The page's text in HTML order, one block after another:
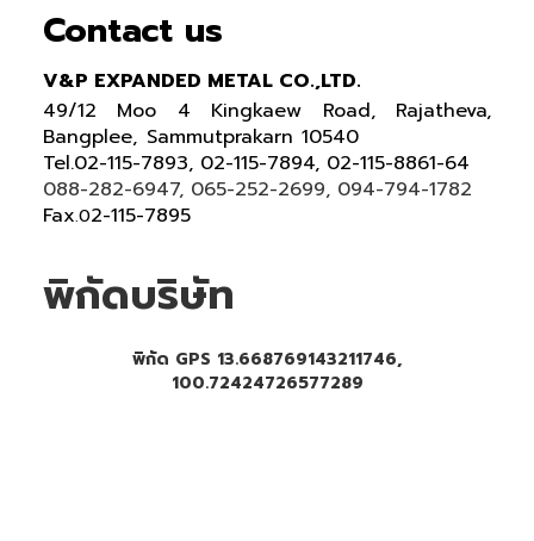
Contact us
V&P EXPANDED METAL CO.,LTD.
49/12 Moo 4 Kingkaew Road, Rajatheva,
Bangplee, Sammutprakarn 10540
Tel.02-115-7893, 02-115-7894, 02-115-8861-64
088-282-6947, 065-252-2699, 094-794-1782
Fax.02-115-7895
พิกัดบริษัท
พิกัด GPS 13.668769143211746,
100.72424726577289